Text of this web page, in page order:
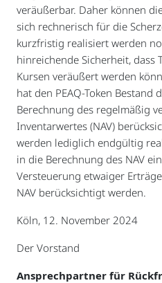
veräußerbar. Daher können
sich rechnerisch für die
kurzfristig realisiert werden
hinreichende Sicherheit, dass
Kursen veräußert werden
hat den PEAQ-Token
Berechnung des regelmäßig
Inventarwertes (NAV)
werden lediglich endgültig
in die Berechnung des NAV
Versteuerung etwaiger
NAV berücksichtigt werden.
Köln, 12. November 2024
Der Vorstand
Ansprechpartner für